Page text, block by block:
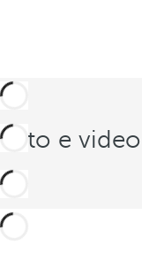
Foto e video